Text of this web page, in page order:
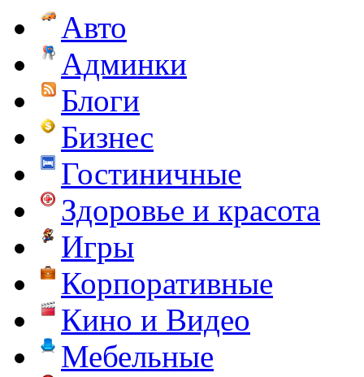
Авто
Админки
Блоги
Бизнес
Гостиничные
Здоровье и красота
Игры
Корпоративные
Кино и Видео
Мебельные